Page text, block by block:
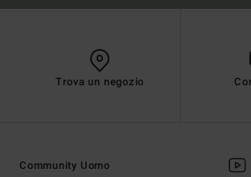
Trova un negozio
Community Uomo